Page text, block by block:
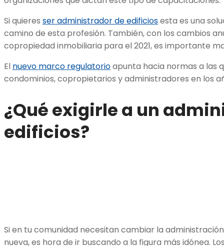
Si quieres ser administrador de edificiosesta es una
camino de esta profesión. También, con los cambios
copropiedad inmobiliaria para el 2021, es importante
El nuevo marco regulatorioapunta hacia normas a las
condominios, copropietarios y administradores en los
¿Qué exigirle a un
edificios?
Si en tu comunidad necesitan cambiar la
nueva, es hora de ir buscando a la figura más idónea.